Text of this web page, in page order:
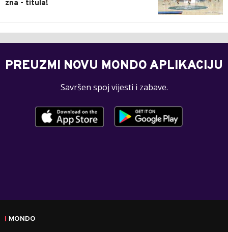
zna - titula!
PREUZMI NOVU MONDO APLIKACIJU
Savršen spoj vijesti i zabave.
MONDO